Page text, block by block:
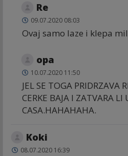
Re
09.07.2020 08:03
Ovaj samo laze i klepa
opa
10.07.2020 11:50
JEL SE TOGA PRIDRZAVA
CERKE BAJA I ZATVARA LI
CASA.HAHAHAHA.
Koki
08.07.2020 16:39